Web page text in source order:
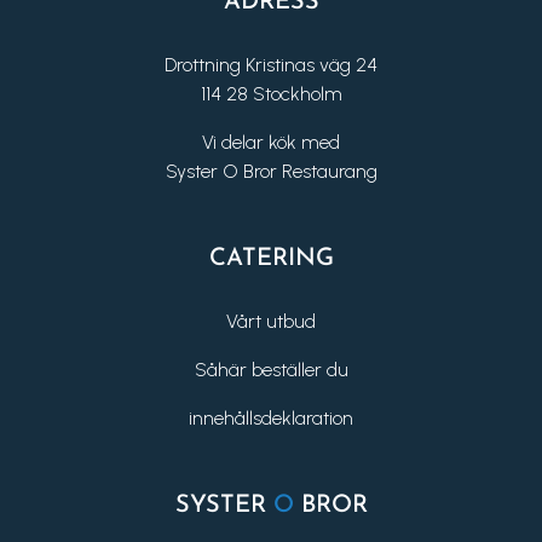
Drottning Kristinas väg 24
114 28 Stockholm
Vi delar kök med
Syster O Bror Restaurang
CATERING
Vårt utbud
Såhär beställer du
innehållsdeklaration
SYSTER O BROR